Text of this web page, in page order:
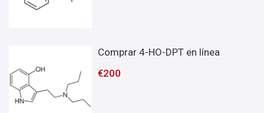
Comprar 4-HO-DPT en línea
€200